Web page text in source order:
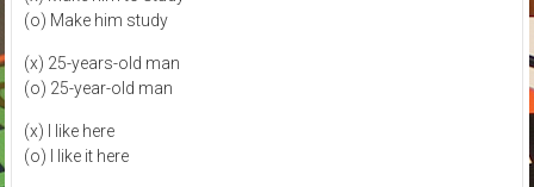
(o) Make him study
(x) 25-years-old man
(o) 25-year-old man
(x) I like here
(o) I like it here